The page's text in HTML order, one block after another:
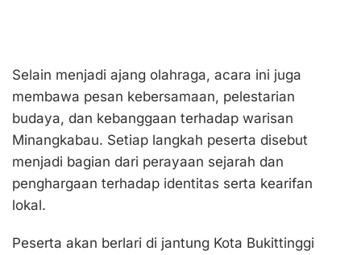
Selain menjadi ajang olahraga, acara ini juga
membawa pesan kebersamaan, pelestarian
budaya, dan kebanggaan terhadap warisan
Minangkabau. Setiap langkah peserta disebut
menjadi bagian dari perayaan sejarah dan
penghargaan terhadap identitas serta kearifan
lokal.
Peserta akan berlari di jantung Kota Bukittinggi